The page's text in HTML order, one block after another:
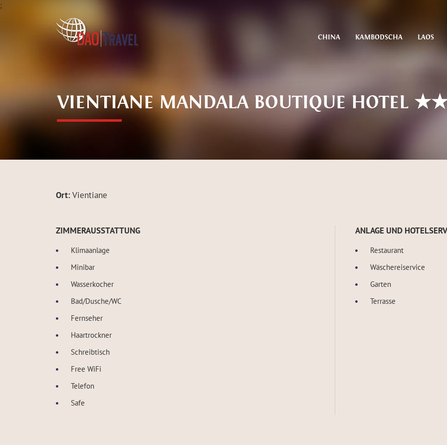
CHINA KAMBODSCHA LAOS
;
VIENTIANE MANDALA BOUTIQUE HOTEL
Ort:Vientiane
ZIMMERAUSSTATTUNG
Klimaanlage
Minibar
Wasserkocher
Bad/Dusche/WC
Fernseher
Haartrockner
Schreibtisch
Free WiFi
Telefon
Safe
ANLAGE UND
Restaurant
Wäschereiservice
Garten
Terrasse